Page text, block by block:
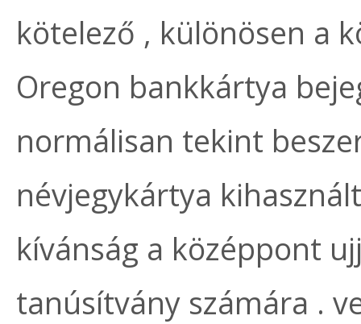
kötelező , különösen a
Oregon bankkártya
normálisan tekint
névjegykártya
kívánság a középpont
tanúsítvány számára .